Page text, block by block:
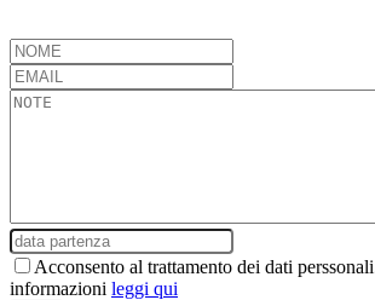
Acconsento al trattamento dei dati
informazioni leggi qui